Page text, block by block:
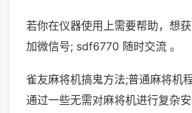
若你在仪器使用上需要帮助，想
加微信号; sdf6770 随时交流 。
雀友麻将机搞鬼方法;普通麻将机
通过一些无需对麻将机进行复杂